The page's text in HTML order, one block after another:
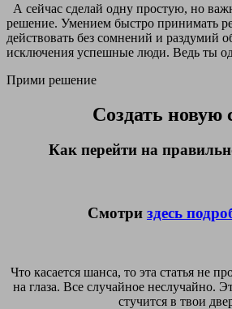
А сейчас сделай одну простую, но
решение. Умением быстро принимать
действовать без сомнений и раздумий
исключения успешные люди. Ведь ты
Прими решение
Создать новую
Как перейти на
Смотри здесь
Что касается шанса, то эта статья не
на глаза. Все случайное неслучайно.
стучится в твои